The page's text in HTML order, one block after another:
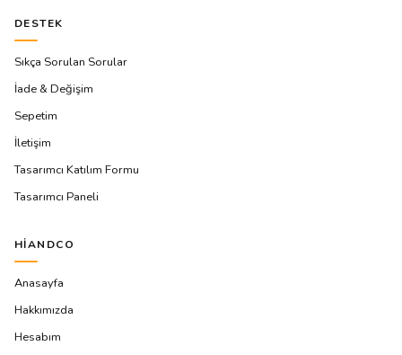
DESTEK
Sıkça Sorulan Sorular
İade & Değişim
Sepetim
İletişim
Tasarımcı Katılım Formu
Tasarımcı Paneli
HIANDCO
Anasayfa
Hakkımızda
Hesabım